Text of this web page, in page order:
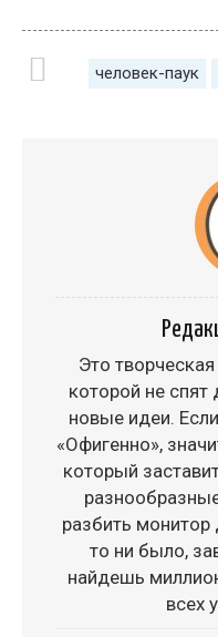
человек-паук
Это
которой не спят
новые идеи.
«Офигенно»,
который
разбить монитор
то ни было,
найдешь
всех